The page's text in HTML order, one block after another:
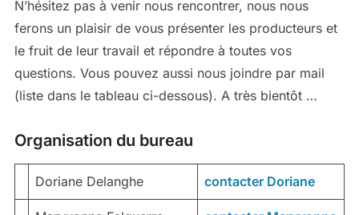
N’hésitez pas à venir nous rencontrer, nous nous
ferons un plaisir de vous présenter les producteurs et
le fruit de leur travail et répondre à toutes vos
questions. Vous pouvez aussi nous joindre par mail
(liste dans le tableau ci-dessous). A très bientôt …
Organisation du bureau
Doriane Delanghe contacter Doriane